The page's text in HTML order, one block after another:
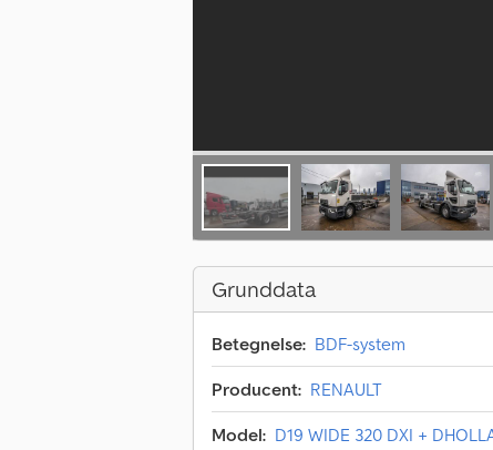
Grunddata
Betegnelse: BDF-system
Producent: RENAULT
Model: D19 WIDE 320 DXI +